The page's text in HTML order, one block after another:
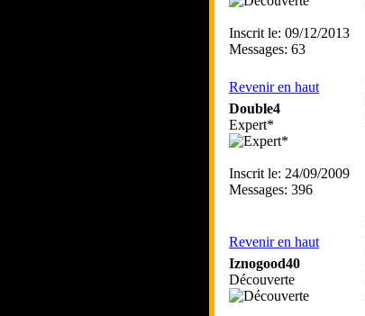
Inscrit le: 09/12/2013
Messages: 63
Revenir en haut
Double4
Expert*
Inscrit le: 24/09/2009
Messages: 396
Revenir en haut
Iznogood40
Découverte